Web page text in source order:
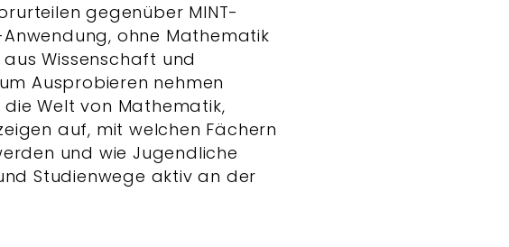
gegenüber MINT-
ohne Mathematik
Wissenschaft und
Ausprobieren nehmen
Welt von Mathematik,
auf, mit welchen Fächern
und wie Jugendliche
Studienwege aktiv an der